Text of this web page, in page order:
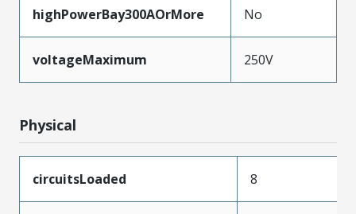
highPowerBay300AOrMore No
voltageMaximum 250V
Physical
circuitsLoaded 8